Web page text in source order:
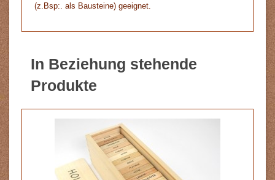
(z.Bsp:. als Bausteine) geeignet.
In Beziehung stehende
Produkte